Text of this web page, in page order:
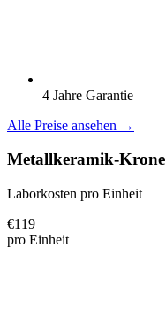
4 Jahre Garantie
Alle Preise ansehen →
Metallkeramik-Krone
Laborkosten pro Einheit
€119
pro Einheit